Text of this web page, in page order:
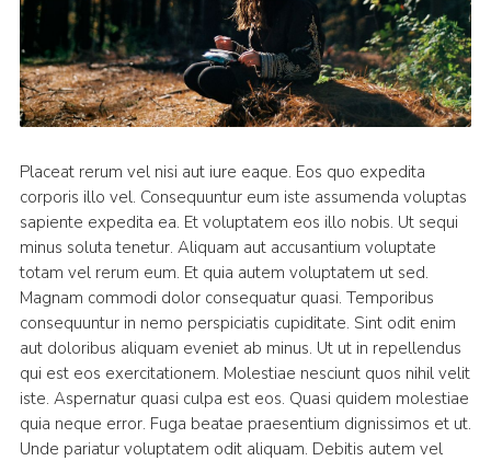
Placeat rerum vel nisi aut iure eaque. Eos quo expedita
corporis illo vel. Consequuntur eum iste assumenda voluptas
sapiente expedita ea. Et voluptatem eos illo nobis. Ut sequi
minus soluta tenetur. Aliquam aut accusantium voluptate
totam vel rerum eum. Et quia autem voluptatem ut sed.
Magnam commodi dolor consequatur quasi. Temporibus
consequuntur in nemo perspiciatis cupiditate. Sint odit enim
aut doloribus aliquam eveniet ab minus. Ut ut in repellendus
qui est eos exercitationem. Molestiae nesciunt quos nihil velit
iste. Aspernatur quasi culpa est eos. Quasi quidem molestiae
quia neque error. Fuga beatae praesentium dignissimos et ut.
Unde pariatur voluptatem odit aliquam. Debitis autem vel